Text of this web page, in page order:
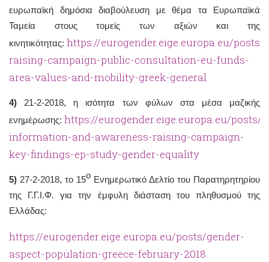
ευρωπαϊκή δημόσια διαβούλευση με θέμα τα Ευρωπαϊκά
Ταμεία στους τομείς των αξιών και της
κινητικότητας: https://eurogender.eige.europa.eu/posts/
raising-campaign-public-consultation-eu-funds-
area-values-and-mobility-greek-general
4) 21-2-2018, η ισότητα των φύλων στα μέσα μαζικής
ενημέρωσης: https://eurogender.eige.europa.eu/posts/
information-and-awareness-raising-campaign-
key-findings-ep-study-gender-equality
5) 27-2-2018, το 15ο Ενημερωτικό Δελτίο του Παρατηρητηρίου
της Γ.Γ.Ι.Φ. για την έμφυλη διάσταση του πληθυσμού της
Ελλάδας:
https://eurogender.eige.europa.eu/posts/gender-
aspect-population-greece-february-2018